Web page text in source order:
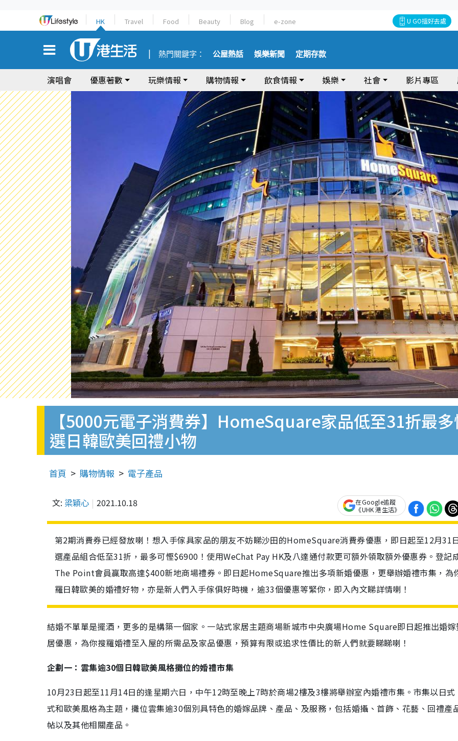
HK Travel Food Beauty Blog e-zone U GO搵好去處
熱門關鍵字： 公屋熱話 娛樂新聞 定期存款
演唱會 優惠著數 玩樂情報 購物情報 飲食情報 娛樂 社會 影片專區
【5000元電子消費券】HomeSquare家品低至31折最
選日韓歐美回禮小物
首頁 購物情報 電子產品
文: 梁穎心 2021.10.18
在Google追蹤
《UHK 港生活》
第2期消費券已經發放喇！想入手傢具家品的朋友不妨睇沙田的HomeSquare消費券優惠，即日起至12月31
選產品組合低至31折，最多可慳$6900！使用WeChat Pay HK及八達通付款更可額外領取額外優惠券。登記
The Point會員贏取高達$400新地商場禮券。即日起HomeSquare推出多項新婚優惠，更舉辦婚禮市集，為
羅日韓歐美的婚禮好物，亦是新人們入手傢俱好時機，逾33個優惠等緊你，即入內文睇詳情喇！
結婚不單單是擺酒，更多的是構築一個家。一站式家居主題商場新城市中央廣場Home Square即日起推出婚嫁
居優惠，為你搜羅婚禮至入屋的所需品及家品優惠，預算有限或追求性價比的新人們就要睇睇喇！
企劃一：雲集逾30個日韓歐美風格攤位的婚禮市集
10月23日起至11月14日的逢星期六日，中午12時至晚上7時於商場2樓及3樓將舉辦室內婚禮市集。市集以日式
式和歐美風格為主題，攤位雲集逾30個別具特色的婚嫁品牌、產品、及服務，包括婚攝、首飾、花藝、回禮產
帖以及其他相關產品。